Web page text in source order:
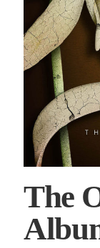
The